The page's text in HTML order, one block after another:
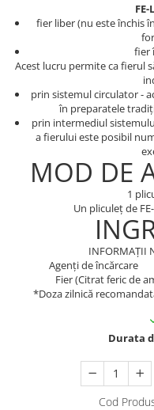
fier liber (nu este închis
fier
Acest lucru permite ca fierul
prin sistemul circulator -
în preparatele
prin intermediul
a fierului este posibil
MOD DE
1
Un pliculeț de
INFORMAȚII
Agenți de
Fier (Citrat
*Doza zilnică
Durata
Cod